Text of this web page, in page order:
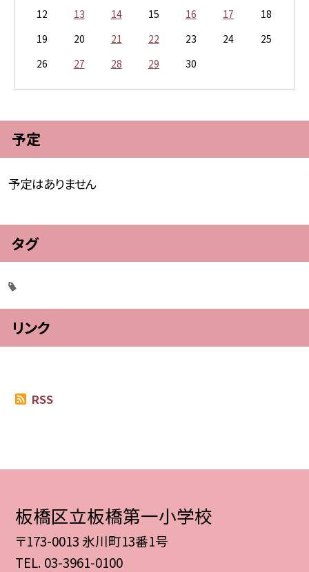
12
13 14 15 16 17
18
19
20 21 22 23 24
25
26
27 28 29 30
予定
予定はありません
タグ
リンク
RSS
板橋区立板橋第一小学校
〒173-0013 氷川町13番1号
TEL. 03-3961-0100